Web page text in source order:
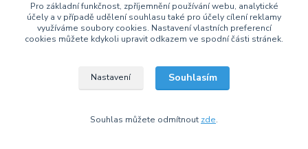
1 339 Kč/ks
1 107 Kčbez DPH SKLADEM > 50 ks
Přidat do košíku
Pro základní funkčnost, zpříjemnění používání webu, analytické
účely a v případě udělení souhlasu také pro účely cílení reklamy
využíváme soubory cookies. Nastavení vlastních preferencí
cookies můžete kdykoli upravit odkazem ve spodní části stránek.
Nastavení Souhlasím
Souhlas můžete odmítnout zde.